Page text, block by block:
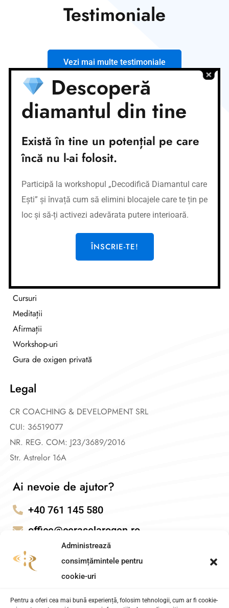
Administrează
consimțămintele pentru
cookie-uri
Pentru a oferi cea mai bună experiență, folosim tehnologii, cum ar fi cookie-
Testimoniale
Vezi mai multe testimoniale
Conturi bancare
Nume cont: CR Coaching&Development
Nume banca:Banca Transilvania
IBAN:RO37BTRLEURCRT0362684001
Banca Transilvania
RO87BTRLRONCRT0362684001
Cursuri
Meditații
Afirmații
Workshop-uri
Gura de oxigen privată
Legal
CR COACHING & DEVELOPMENT SRL
CUI: 36519077
NR. REG. COM: J23/3689/2016
Str. Astrelor 16A
Ai nevoie de ajutor?
+40 761 145 580
office@ceraselarogen.ro
Descoperă
diamantul din tine
Există în tine un potențial pe care
încă nu l-ai folosit.
Participă la workshopul „Decodifică Diamantul care
Ești” și învață cum să elimini blocajele care te țin pe
loc și să-ți activezi adevărata putere interioară.
ÎNSCRIE-TE!